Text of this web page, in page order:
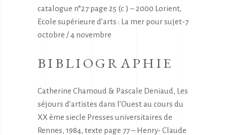
catalogue n°27 page 25 (c ) – 2000 Lorient,
Ecole supérieure d’arts : La mer pour sujet-7
octobre / 4 novembre
BIBLIOGRAPHIE
Catherine Chamoud & Pascale Deniaud, Les
séjours d’artistes dans l’Ouest au cours du
XX ème siecle Presses universitaires de
Rennes, 1984, texte page 77 – Henry- Claude